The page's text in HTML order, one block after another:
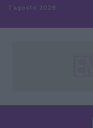
Saltar al contenido
7 agosto 2026